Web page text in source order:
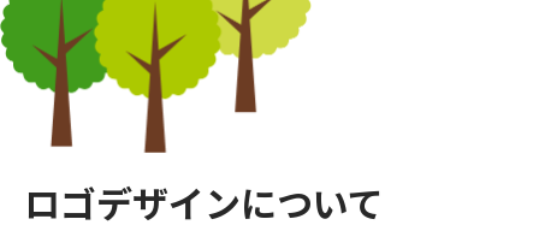
ロゴデザインについて